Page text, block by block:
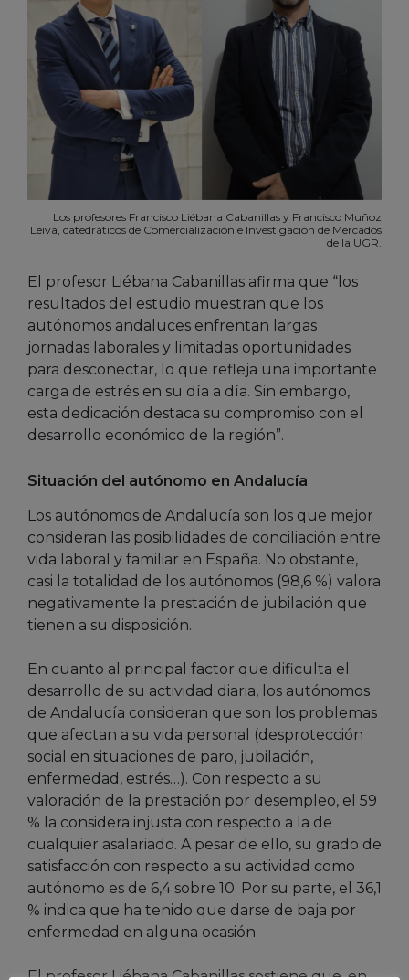
Los profesores Francisco Liébana Cabanillas y Francisco Muñoz
Leiva, catedráticos de Comercialización e Investigación de Mercados
de la UGR.
El profesor Liébana Cabanillas afirma que “los
resultados del estudio muestran que los
autónomos andaluces enfrentan largas
jornadas laborales y limitadas oportunidades
para desconectar, lo que refleja una importante
carga de estrés en su día a día. Sin embargo,
esta dedicación destaca su compromiso con el
desarrollo económico de la región”.
Situación del autónomo en Andalucía
Los autónomos de Andalucía son los que mejor
consideran las posibilidades de conciliación entre
vida laboral y familiar en España. No obstante,
casi la totalidad de los autónomos (98,6 %) valora
negativamente la prestación de jubilación que
tienen a su disposición.
En cuanto al principal factor que dificulta el
desarrollo de su actividad diaria, los autónomos
de Andalucía consideran que son los problemas
que afectan a su vida personal (desprotección
social en situaciones de paro, jubilación,
enfermedad, estrés…). Con respecto a su
valoración de la prestación por desempleo, el 59
% la considera injusta con respecto a la de
cualquier asalariado. A pesar de ello, su grado de
satisfacción con respecto a su actividad como
autónomo es de 6,4 sobre 10. Por su parte, el 36,1
% indica que ha tenido que darse de baja por
enfermedad en alguna ocasión.
El profesor Liébana Cabanillas sostiene que, en